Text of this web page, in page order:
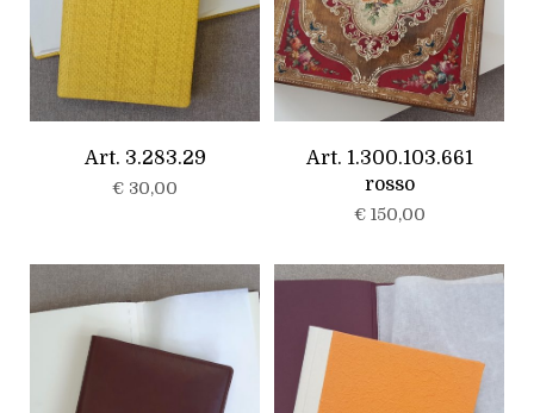
n
i
Art. 3.283.29
€ 30,00
Art. 1.300.103.661
rosso
€150,00